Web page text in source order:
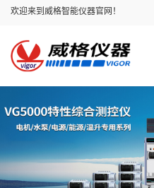
欢迎来到威格智能仪器官网！